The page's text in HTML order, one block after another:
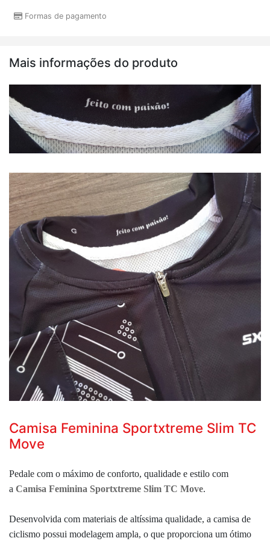
Formas de pagamento
Mais informações do produto
Camisa Feminina Sportxtreme Slim TC
Move
Pedale com o máximo de conforto, qualidade e estilo com
a Camisa Feminina Sportxtreme Slim TC Move.
Desenvolvida com materiais de altíssima qualidade, a camisa de
ciclismo possui modelagem ampla, o que proporciona um ótimo